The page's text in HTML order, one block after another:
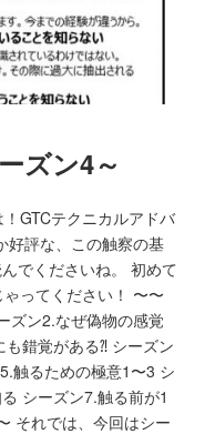
ズン4～
GTCテクニカルアドバ
好評な、この触察の基
でくださいね。 初めて
ってください！ 〜〜
ズン2.なぜ偽物の感覚
錯覚がある⁈ シーズン
触るための極意1〜3 シ
シーズン7.触る前が1
それでは、今回はシー